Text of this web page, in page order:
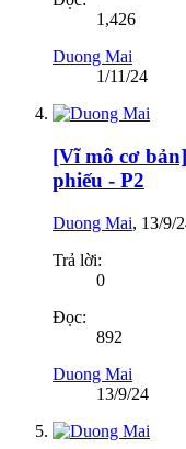
1,426
Duong Mai
1/11/24
[Vĩ mô cơ
phiếu - P2
Duong Mai, 13/9/
Trả lời:
0
Đọc:
892
Duong Mai
13/9/24